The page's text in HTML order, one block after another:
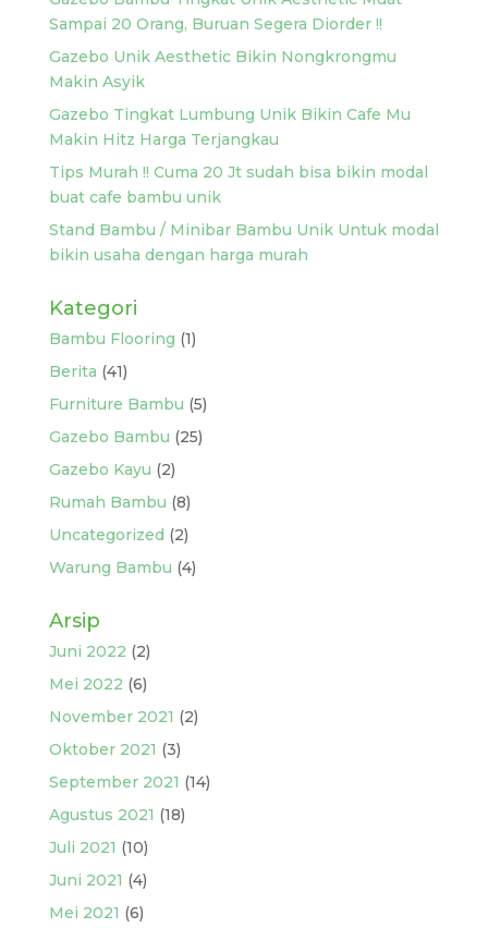
Sampai 20 Orang, Buruan Segera Diorder !!
Gazebo Unik Aesthetic Bikin Nongkrongmu
Makin Asyik
Gazebo Tingkat Lumbung Unik Bikin Cafe Mu
Makin Hitz Harga Terjangkau
Tips Murah !! Cuma 20 Jt sudah bisa bikin modal
buat cafe bambu unik
Stand Bambu / Minibar Bambu Unik Untuk modal
bikin usaha dengan harga murah
Kategori
Bambu Flooring (1)
Berita (41)
Furniture Bambu (5)
Gazebo Bambu (25)
Gazebo Kayu (2)
Rumah Bambu (8)
Uncategorized (2)
Warung Bambu (4)
Arsip
Juni 2022 (2)
Mei 2022 (6)
November 2021 (2)
Oktober 2021 (3)
September 2021 (14)
Agustus 2021 (18)
Juli 2021 (10)
Juni 2021 (4)
Mei 2021 (6)